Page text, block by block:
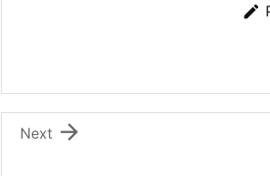


Next